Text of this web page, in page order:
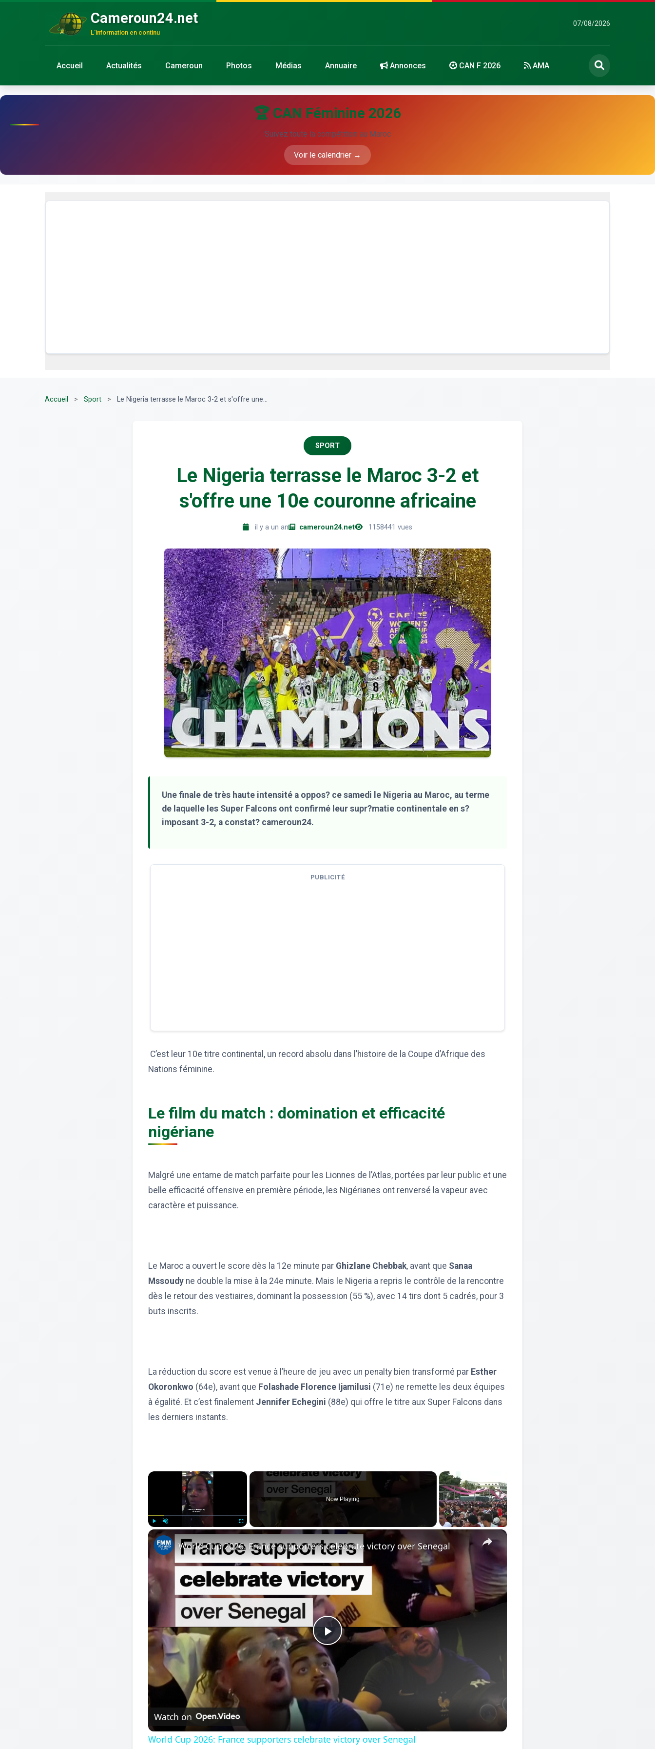
Cameroun24.net
L'information en continu
07/08/2026
Accueil Actualités Cameroun Photos Médias Annuaire Annonces CAN F 2026 AMA
🏆 CAN Féminine 2026
Suivez toute la compétition au Maroc
Voir le calendrier →
Accueil > Sport > Le Nigeria terrasse le Maroc 3-2 et s'offre une...
SPORT
Le Nigeria terrasse le Maroc 3-2 et
s'offre une 10e couronne africaine
il y a un an cameroun24.net 1158441 vues
Une finale de très haute intensité a oppos? ce samedi le Nigeria au Maroc, au terme
de laquelle les Super Falcons ont confirmé leur supr?matie continentale en s?
imposant 3-2, a constat? cameroun24.
PUBLICITÉ
C’est leur 10e titre continental, un record absolu dans l’histoire de la Coupe d’Afrique des
Nations féminine.
Le film du match : domination et efficacité
nigériane
Malgré une entame de match parfaite pour les Lionnes de l’Atlas, portées par leur public et une
belle efficacité offensive en première période, les Nigérianes ont renversé la vapeur avec
caractère et puissance.
Le Maroc a ouvert le score dès la 12e minute par Ghizlane Chebbak, avant que Sanaa
Mssoudy ne double la mise à la 24e minute. Mais le Nigeria a repris le contrôle de la rencontre
dès le retour des vestiaires, dominant la possession (55 %), avec 14 tirs dont 5 cadrés, pour 3
buts inscrits.
La réduction du score est venue à l’heure de jeu avec un penalty bien transformé par Esther
Okoronkwo (64e), avant que Folashade Florence Ijamilusi (71e) ne remette les deux équipes
à égalité. Et c’est finalement Jennifer Echegini (88e) qui offre le titre aux Super Falcons dans
les derniers instants.
×
Now Playing
×
Play
Video
World Cup 2026: France supporters celebrate victory over Senegal
Watch on
World Cup 2026: France supporters celebrate victory over Senegal